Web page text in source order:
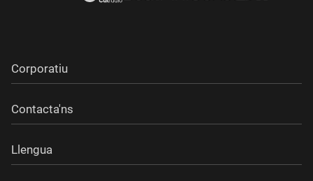
Corporatiu
Contacta'ns
Llengua